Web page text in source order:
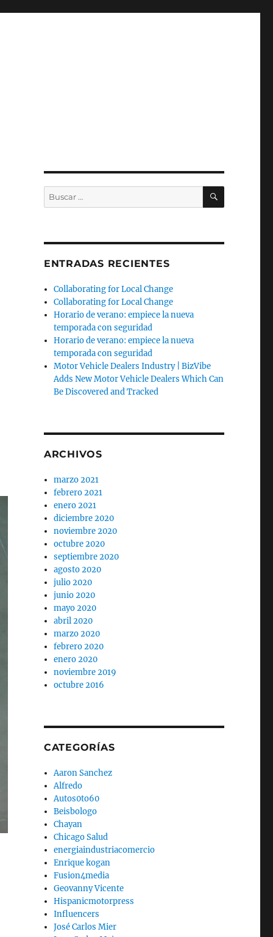
Buscar
por:
BUSCAR
ENTRADAS RECIENTES
Collaborating for Local Change
Collaborating for Local Change
Horario de verano: empiece la nueva
temporada con seguridad
Horario de verano: empiece la nueva
temporada con seguridad
Motor Vehicle Dealers Industry | BizVibe
Adds New Motor Vehicle Dealers Which Can
Be Discovered and Tracked
ARCHIVOS
marzo 2021
febrero 2021
enero 2021
diciembre 2020
noviembre 2020
octubre 2020
septiembre 2020
agosto 2020
julio 2020
junio 2020
mayo 2020
abril 2020
marzo 2020
febrero 2020
enero 2020
noviembre 2019
octubre 2016
CATEGORÍAS
Aaron Sanchez
Alfredo
Autos0to60
Beisbologo
Chayan
Chicago Salud
energiaindustriacomercio
Enrique kogan
Fusion4media
Geovanny Vicente
Hispanicmotorpress
Influencers
José Carlos Mier